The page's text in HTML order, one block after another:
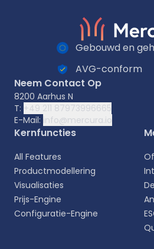
Gebouwd en
AVG-conform
Neem Contact Op
8200 Aarhus N
T: +49 211 87973996665
E-Mail: info@mercura.io
Kernfuncties
All Features
Productmodellering
Visualisaties
Prijs-Engine
Configuratie-Engine